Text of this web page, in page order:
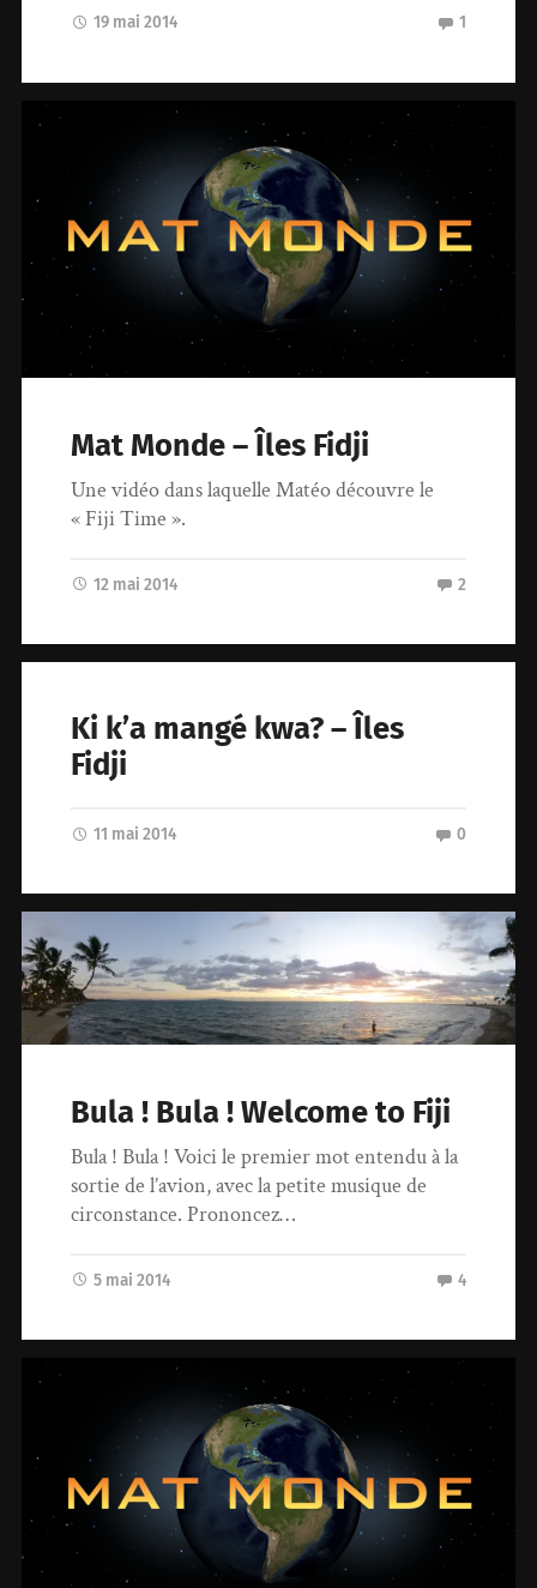
19 mai 2014 1
Mat Monde – Îles Fidji
Une vidéo dans laquelle Matéo découvre le
« Fiji Time ».
12 mai 2014 2
Ki k’a mangé kwa? – Îles
Fidji
11 mai 2014 0
Bula ! Bula ! Welcome to Fiji
Bula ! Bula ! Voici le premier mot entendu à la
sortie de l’avion, avec la petite musique de
circonstance. Prononcez…
5 mai 2014 4